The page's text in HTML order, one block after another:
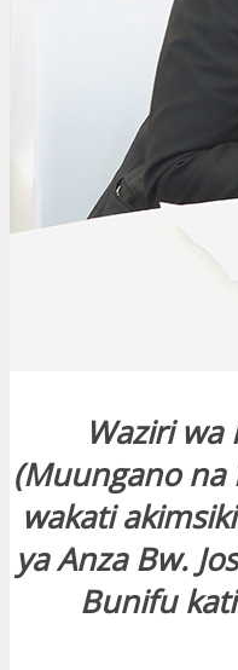
Waziri wa
(Muungano na
wakati
ya Anza Bw.
Bunifu